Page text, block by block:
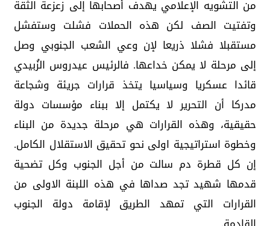
من التشويه الإعلامي يهدف أصحابها إلى زعزعة الثقة
وتفتيت الصف لكن هذه الحملات فشلت وستفشل
مستقبلا فشلا ذريعا لإن وعي الشعب الجنوبي وصل
إلى مرحلة لا يمكن خداعها. فالرئيس عيدروس الزُبيدي
قائدا عسكريا وسياسيا يتخذ قرارات جريئة وشجاعة
مدركا أن التحرير لا يكتمل إلا ببناء مؤسسات دولة
حقيقية، وهذه القرارات هي مرحلة جديدة من البناء
وخطوة استراتيجية اولى نحو تحقيق الاستقلال الكامل.
إن كل قطرة دم سالت من أجل الجنوب وكل تضحية
قدمها شهيد تجد صداها في هذه اللبنة الاولى من
القرارات التي تمهد الطريق لإقامة دولة الجنوب